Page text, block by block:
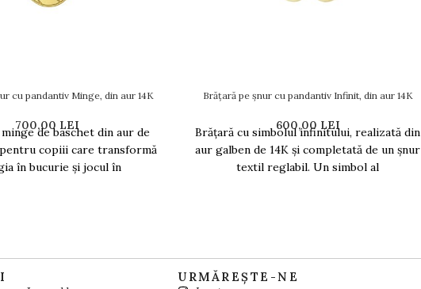
cu pandantiv Minge, din aur 14K
700,00 LEI
de baschet din aur de
pentru copiii care transformă
în bucurie și jocul în
Brățară pe șnur cu pandantiv Infinit, din aur 14K
600,00 LEI
Brățară cu simbolul infinitului, realizată din
aur galben de 14K și completată de un șnur
textil reglabil. Un simbol al
URMĂREȘTE-NE